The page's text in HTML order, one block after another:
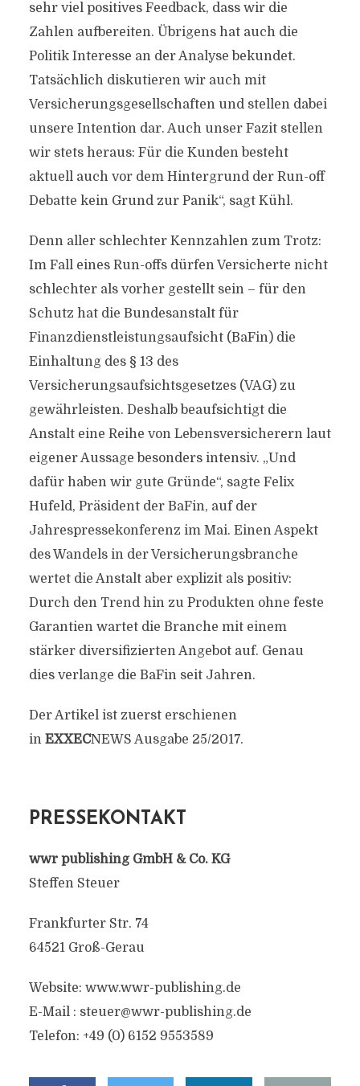
sehr viel positives Feedback, dass wir die
Zahlen aufbereiten. Übrigens hat auch die
Politik Interesse an der Analyse bekundet.
Tatsächlich diskutieren wir auch mit
Versicherungsgesellschaften und stellen dabei
unsere Intention dar. Auch unser Fazit stellen
wir stets heraus: Für die Kunden besteht
aktuell auch vor dem Hintergrund der Run-off
Debatte kein Grund zur Panik“, sagt Kühl.
Denn aller schlechter Kennzahlen zum Trotz:
Im Fall eines Run-offs dürfen Versicherte nicht
schlechter als vorher gestellt sein – für den
Schutz hat die Bundesanstalt für
Finanzdienstleistungsaufsicht (BaFin) die
Einhaltung des § 13 des
Versicherungsaufsichtsgesetzes (VAG) zu
gewährleisten. Deshalb beaufsichtigt die
Anstalt eine Reihe von Lebensversicherern laut
eigener Aussage besonders intensiv. „Und
dafür haben wir gute Gründe“, sagte Felix
Hufeld, Präsident der BaFin, auf der
Jahrespressekonferenz im Mai. Einen Aspekt
des Wandels in der Versicherungsbranche
wertet die Anstalt aber explizit als positiv:
Durch den Trend hin zu Produkten ohne feste
Garantien wartet die Branche mit einem
stärker diversifizierten Angebot auf. Genau
dies verlange die BaFin seit Jahren.
Der Artikel ist zuerst erschienen
in EXXECNEWS Ausgabe 25/2017.
PRESSEKONTAKT
wwr publishing GmbH & Co. KG
Steffen Steuer
Frankfurter Str. 74
64521 Groß-Gerau
Website: www.wwr-publishing.de
E-Mail : steuer@wwr-publishing.de
Telefon: +49 (0) 6152 9553589